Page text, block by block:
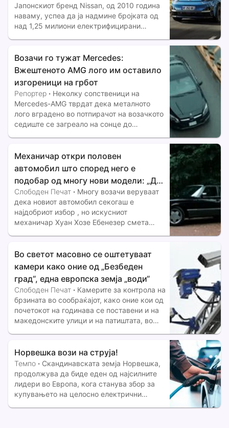
Јапонскиот бренд Nissan, од 2010 година
наваму, успеа да ја надмине бројката од
над 1,25 милиони електрифицирани
возила само на…
Возачи го тужат Mercedes:
Вжештеното AMG лого им оставило
изгореници на грбот
Репортер · Неколку сопственици на
Mercedes-AMG тврдат дека металното
лого вградено во потпирачот на возачкото
седиште се загреало на сонце до
веќе завршил пред суд, а пријавена е и
втора речиси идентична повреда.
Механичар откри половен
автомобил што според него е
подобар од многу нови модели: „Да
можам, веднаш би го купил“
Слободен Печат · Многу возачи веруваат
дека новиот автомобил секогаш е
најдобриот избор , но искусниот
механичар Хуан Хозе Ебенезер смета
квалитетот на едно возило .
Во светот масовно се оштетуваат
камери како оние од „Безбеден
град“, една европска земја „води“
Слободен Печат · Камерите за контрола на
брзината во сообраќајот, како оние кои од
почетокот на годинава се поставени и на
македонските улици и на патиштата, во
развиваат значително поиздржливи
уреди, кои можат да
Норвешка вози на струја!
Темпо · Скандинавската земја Норвешка,
продолжува да биде еден од најсилните
лидери во Европа, кога станува збор за
купувањето на целосно електрични